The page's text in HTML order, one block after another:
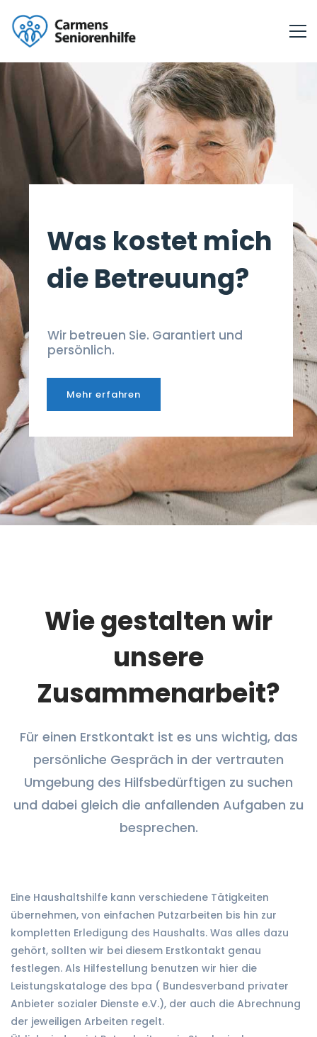
Mehr erfahren
Was kostet mich
die Betreuung?
Wir betreuen Sie. Garantiert und
persönlich.
Wie gestalten wir
unsere
Zusammenarbeit?
Für einen Erstkontakt ist es uns wichtig, das
persönliche Gespräch in der vertrauten
Umgebung des Hilfsbedürftigen zu suchen
und dabei gleich die anfallenden Aufgaben zu
besprechen.
Eine Haushaltshilfe kann verschiedene Tätigkeiten
übernehmen, von einfachen Putzarbeiten bis hin zur
kompletten Erledigung des Haushalts. Was alles dazu
gehört, sollten wir bei diesem Erstkontakt genau
festlegen. Als Hilfestellung benutzen wir hier die
Leistungskataloge des bpa ( Bundesverband privater
Anbieter sozialer Dienste e.V.), der auch die Abrechnung
der jeweiligen Arbeiten regelt.